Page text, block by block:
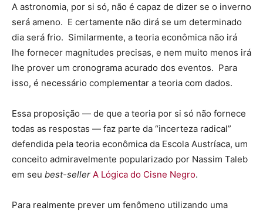
A astronomia, por si só, não é capaz de dizer se o inverno
será ameno. E certamente não dirá se um determinado
dia será frio. Similarmente, a teoria econômica não irá
lhe fornecer magnitudes precisas, e nem muito menos irá
lhe prover um cronograma acurado dos eventos. Para
isso, é necessário complementar a teoria com dados.
Essa proposição — de que a teoria por si só não fornece
todas as respostas — faz parte da “incerteza radical”
defendida pela teoria econômica da Escola Austríaca, um
conceito admiravelmente popularizado por Nassim Taleb
em seu best-seller A Lógica do Cisne Negro.
Para realmente prever um fenômeno utilizando uma